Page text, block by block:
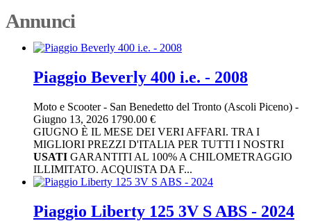
Annunci
Piaggio Beverly 400 i.e. - 2008
Moto e Scooter- San Benedetto del Tronto (Ascoli Piceno) -
Giugno 13, 2026 1790.00 €
GIUGNO È IL MESE DEI VERI AFFARI. TRA I
MIGLIORI PREZZI D'ITALIA PER TUTTI I NOSTRI
USATI GARANTITI AL 100% A CHILOMETRAGGIO
ILLIMITATO. ACQUISTA DA F...
Piaggio Liberty 125 3V S ABS - 2024